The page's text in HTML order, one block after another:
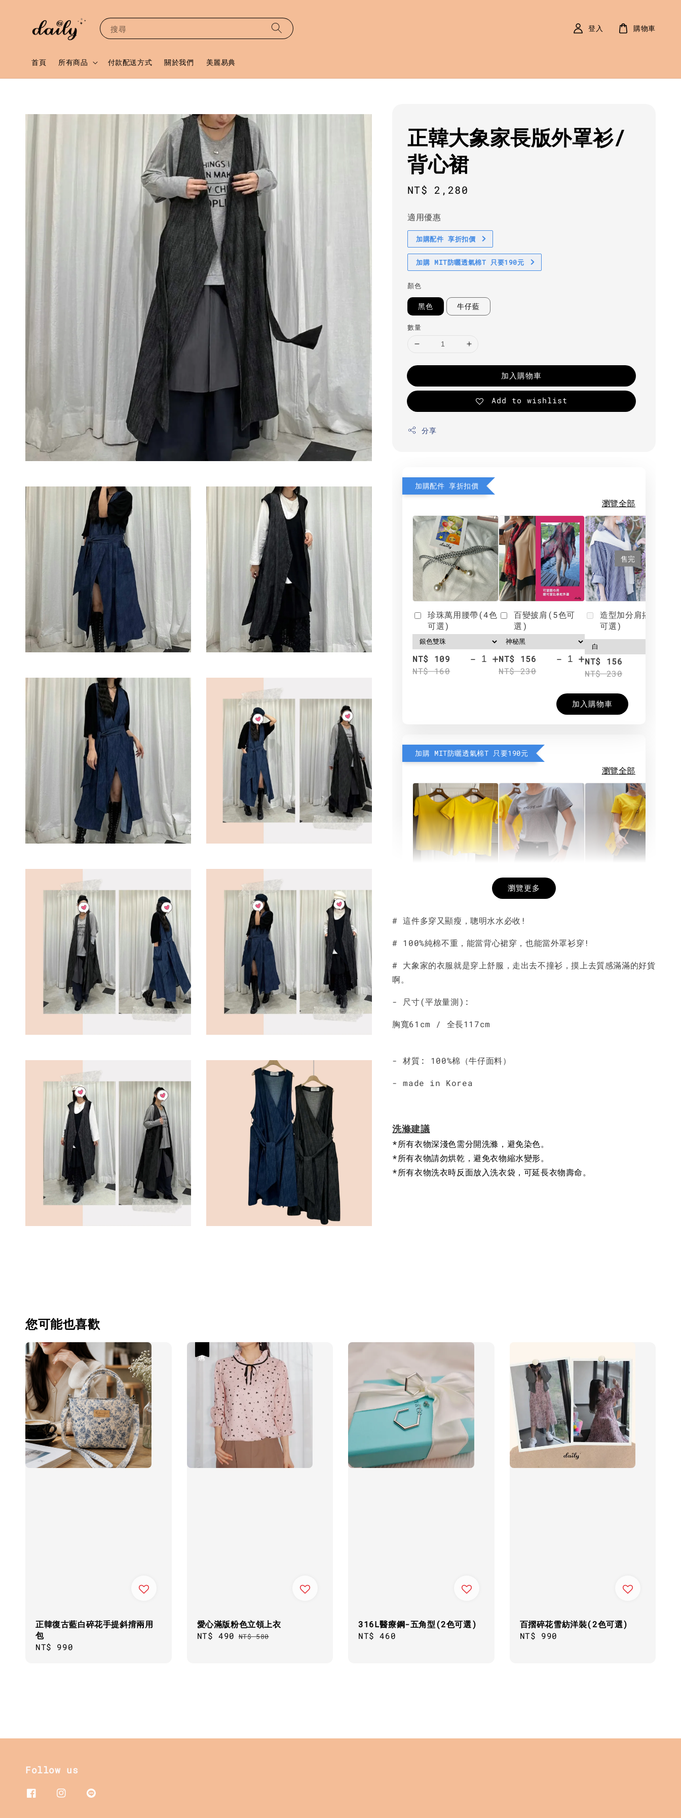
搜尋
首頁 所有商品 付款配送方式 關於我們 美麗易典
登入 購物車
正韓大象家長版外罩衫/
背心裙
Regular
NT$ 2,280
適用優惠
加購配件 享折扣價
加購 MIT防曬透氣棉T 只要190元
顏色
黑色 牛仔藍
數量
加入購物車
Add to wishlist
分享
加購配件 享折扣價
瀏覽全部
珍珠萬用腰帶(4色
可選)
NT$ 109
NT$ 160
- +
百變披肩(5色可
選)
NT$ 156
NT$ 230
- +
售完
造型加分肩搭(4色
可選)
NT$ 156
NT$ 230
加入購物車
加購 MIT防曬透氣棉T 只要190元
瀏覽全部
NT$ 190
NT$ 450
- +
希望相隨雙面T
NT$ 190
NT$ 450
NT$ 450
加入購物車
瀏覽更多
# 這件多穿又顯瘦，聰明水水必收!
# 100%純棉不重，能當背心裙穿，也能當外罩衫穿!
# 大象家的衣服就是穿上舒服，走出去不撞衫，摸上去質感滿滿的好貨
啊。
- 尺寸(平放量測):
胸寬61cm / 全長117cm
- 材質: 100%棉（牛仔面料）
- made in Korea
洗滌建議
*所有衣物深淺色需分開洗滌，避免染色。
*所有衣物請勿烘乾，避免衣物縮水變形。
*所有衣物洗衣時反面放入洗衣袋，可延長衣物壽命。
您可能也喜歡
正韓復古藍白碎花手提斜揹兩用
包
Regular
NT$ 990
愛心滿版粉色立領上衣
Sale
NT$ 490 Regular
NT$ 580
316L醫療鋼-五角型(2色可選)
Regular
NT$ 460
百摺碎花雪紡洋裝(2色可選)
Regular
NT$ 990
Follow us